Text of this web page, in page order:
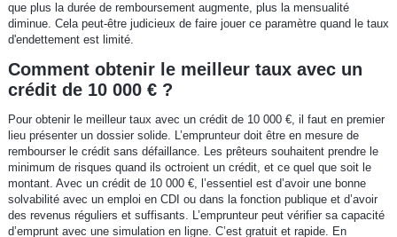
que plus la durée de remboursement augmente, plus la mensualité
diminue. Cela peut-être judicieux de faire jouer ce paramètre quand le taux
d'endettement est limité.
Comment obtenir le meilleur taux avec un
crédit de 10 000 € ?
Pour obtenir le meilleur taux avec un crédit de 10 000 €, il faut en premier
lieu présenter un dossier solide. L’emprunteur doit être en mesure de
rembourser le crédit sans défaillance. Les prêteurs souhaitent prendre le
minimum de risques quand ils octroient un crédit, et ce quel que soit le
montant. Avec un crédit de 10 000 €, l’essentiel est d’avoir une bonne
solvabilité avec un emploi en CDI ou dans la fonction publique et d’avoir
des revenus réguliers et suffisants. L’emprunteur peut vérifier sa capacité
d’emprunt avec une simulation en ligne. C’est gratuit et rapide. En